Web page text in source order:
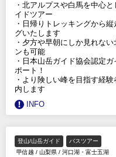
・北アルプスや白馬を中心
イドツアー
・日帰りトレッキングから
グいたします
・夕方や早朝にしか見れな
ンも可能
・日本山岳ガイド協会認定
ポート！
・より険しい峰を目指す経
内します
INFO
登山/山岳ガイド
バスツアー
甲信越 / 山梨県 / 河口湖・富士五湖